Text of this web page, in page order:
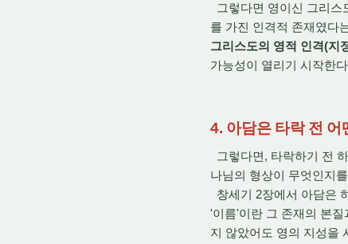
그렇다면 영이신 그리스
를 가진 인격적 존재였다
그리스도의 영적 인격(지
가능성이 열리기 시작한
4. 아담은 타락 전
그렇다면, 타락하기 전
나님의 형상이 무엇인지
창세기 2장에서 아담은
'이름'이란 그 존재의 본
지 않았어도 영의 지성을